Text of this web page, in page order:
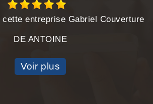
cette entreprise Gabriel Couverture
DE ANTOINE
Voir plus